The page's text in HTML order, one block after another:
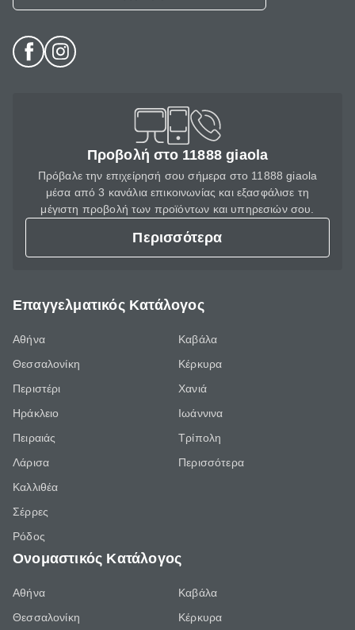
Προβολή στο 11888 giaola
Πρόβαλε την επιχείρησή σου σήμερα στο 11888 giaola
μέσα από 3 κανάλια επικοινωνίας και εξασφάλισε τη
μέγιστη προβολή των προϊόντων και υπηρεσιών σου.
Περισσότερα
Επαγγελματικός Κατάλογος
Αθήνα
Θεσσαλονίκη
Περιστέρι
Ηράκλειο
Πειραιάς
Λάρισα
Καλλιθέα
Σέρρες
Ρόδος
Καβάλα
Κέρκυρα
Χανιά
Ιωάννινα
Τρίπολη
Περισσότερα
Ονομαστικός Κατάλογος
Αθήνα
Θεσσαλονίκη
Καβάλα
Κέρκυρα